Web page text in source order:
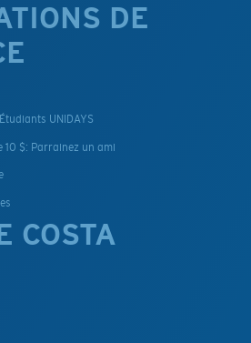
DE
UNIDAYS
10 $: Parrainez un ami
COSTA